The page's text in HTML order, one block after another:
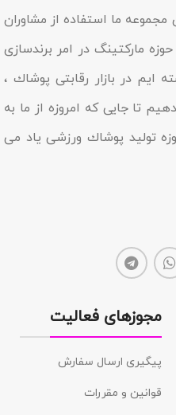
ما استفاده از مشاوران
مارکتینگ در امر برندسازى
ایم در بازار رقابتى پوشاك ،
تا جایى که امروزه از ما به
تولید پوشاك ورزشی یاد مى
مجوزهای فعالیت
پیگیری ارسال سفارش
قوانین و مقررات